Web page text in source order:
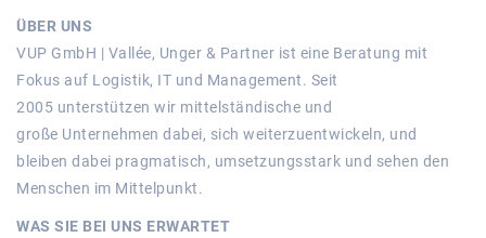
ÜBER UNS
VUP GmbH | Vallée, Unger & Partner ist eine Beratung mit
Fokus auf Logistik, IT und Management. Seit
2005 unterstützen wir mittelständische und
große Unternehmen dabei, sich weiterzuentwickeln, und
bleiben dabei pragmatisch, umsetzungsstark und sehen den
Menschen im Mittelpunkt.
WAS SIE BEI UNS ERWARTET